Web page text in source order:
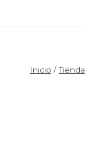
Inicio / Tienda